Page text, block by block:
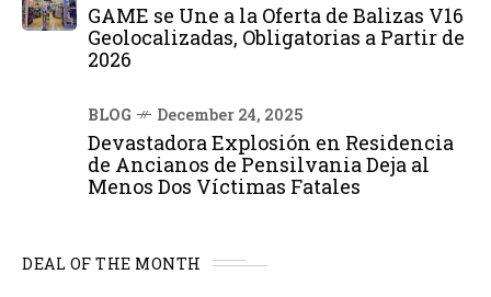
GAME se Une a la Oferta de Balizas V16
Geolocalizadas, Obligatorias a Partir de
2026
BLOG December 24, 2025
Devastadora Explosión en Residencia
de Ancianos de Pensilvania Deja al
Menos Dos Víctimas Fatales
DEAL OF THE MONTH